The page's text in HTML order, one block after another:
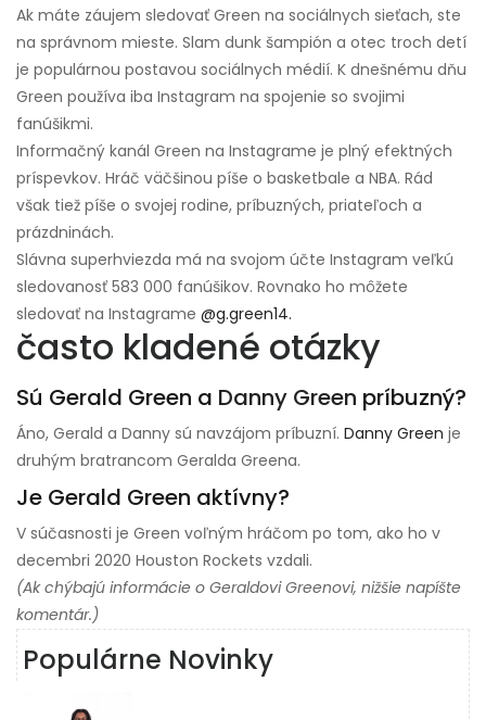
Ak máte záujem sledovať Green na sociálnych sieťach, ste
na správnom mieste. Slam dunk šampión a otec troch detí
je populárnou postavou sociálnych médií. K dnešnému dňu
Green používa iba Instagram na spojenie so svojimi
fanúšikmi.
Informačný kanál Green na Instagrame je plný efektných
príspevkov. Hráč väčšinou píše o basketbale a NBA. Rád
však tiež píše o svojej rodine, príbuzných, priateľoch a
prázdninách.
Slávna superhviezda má na svojom účte Instagram veľkú
sledovanosť 583 000 fanúšikov. Rovnako ho môžete
sledovať na Instagrame @g.green14.
často kladené otázky
Sú Gerald Green a Danny Green príbuzný?
Áno, Gerald a Danny sú navzájom príbuzní. Danny Green je
druhým bratrancom Geralda Greena.
Je Gerald Green aktívny?
V súčasnosti je Green voľným hráčom po tom, ako ho v
decembri 2020 Houston Rockets vzdali.
(Ak chýbajú informácie o Geraldovi Greenovi, nižšie napíšte
komentár.)
Populárne Novinky